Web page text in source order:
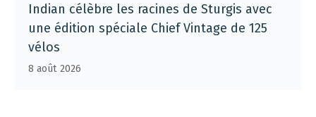
Indian célèbre les racines de Sturgis avec
une édition spéciale Chief Vintage de 125
vélos
8 août 2026